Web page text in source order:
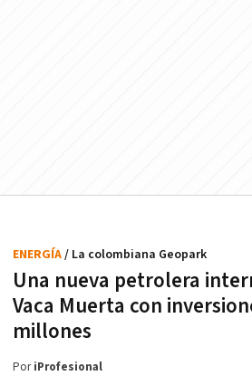
Una nueva petrolera
Vaca Muerta con
millones
ENERGÍA/ La colombiana Geopark
PoriProfesional